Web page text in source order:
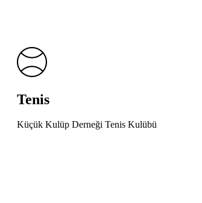
Tenis
Küçük Kulüp Derneği Tenis Kulübü